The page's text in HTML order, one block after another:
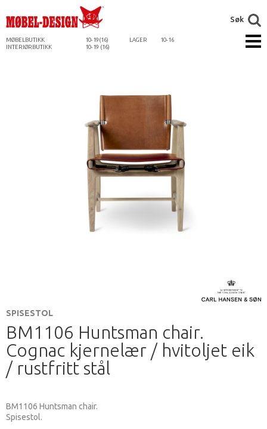
MØBELBUTIKK 10-19(16) LAGER
10-16
INTERIØRBUTIKK
10-19 (16)
Søk
SPISESTOL
BM1106 Huntsman chair.
Cognac kjernelær / hvitoljet eik
/ rustfritt stål
BM1106 Huntsman chair.
Spisestol.